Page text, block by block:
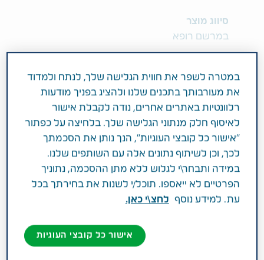
סיווג מוצר
במרשם רופא
תחום טיפול
מחלת הסרטן וטיפול תומך
פעילות רפואית
לטיפול בסרטן השד לאחר טיפולים קודמים, סרטן
הישנות של סרטן המעי הגס, לאחר הסרה מלאה
של הגידול על-ידי ניתוח. קבוצה תרפויטית : אנלוגים
במטרה לשפר את חווית הגלישה שלך, לנתח ולמדוד
את מעורבותך בתכנים שלנו ולהציג בפניך מודעות
רלוונטיות באתרים אחרים, נודה לקבלת אישור
לאיסוף חלק מנתוני הגלישה שלך. בלחיצה על כפתור
"אישור כל קובצי העוגיות", הנך נותן את הסכמתך
לכך, וכן לשיתוף נתונים אלה עם השותפים שלנו.
במידה ותבחר\י לגלוש ללא מתן ההסכמה, נתוניך
הפרטיים לא ייאספו. תוכל/י לשנות את בחירתך בכל
עת. למידע נוסף
לחצ\י כאן.
אישור כל קובצי העוגיות